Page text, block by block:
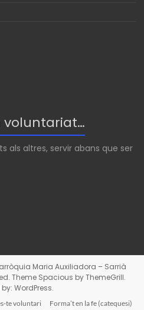
voluntariat…
als altres, servir abans que ser
Maria Auxiliadora – Sarrià
Theme Spacious by ThemeGrill.
by: WordPress.
te voluntari Forma’t en la fe (catequesi)